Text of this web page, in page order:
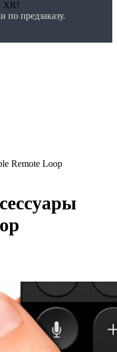
по предзаказу.
Remote Loop